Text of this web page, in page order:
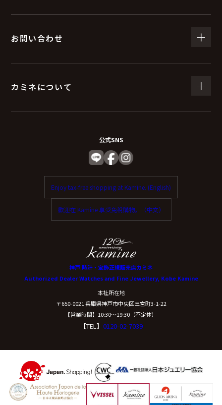
託を行います。
報の一部をご提供いただけない場合は、お問い合わせ内
（７）保有個人データの開示等および問い合わ
ご本人からの求めにより、当社が保有する保有個人デー
開示等に応ずる窓口は、下記「当社の個人情報の取扱い
に関する苦情、相談等の問合せ先」を参照してくださ
（８）本人が容易に認識できない方法による個
人情報の取得
おりません。
（９）個人情報の安全管理措置について
お問い合わせ
カミネについて
公式SNS
Enjoy tax-free shopping at Kamine. (English)
歡迎在 Kamine 享受免稅購物。（中文）
神戸 時計・宝飾正規販売店カミネ
Authorized Dealer Watches and Fine Jewellery, Kobe Kamine
本社所在地
〒650-0021 兵庫県神戸市中央区三宮町3-1-22
【営業時間】10:30〜19:30（不定休）
【TEL】 0120-02-7039